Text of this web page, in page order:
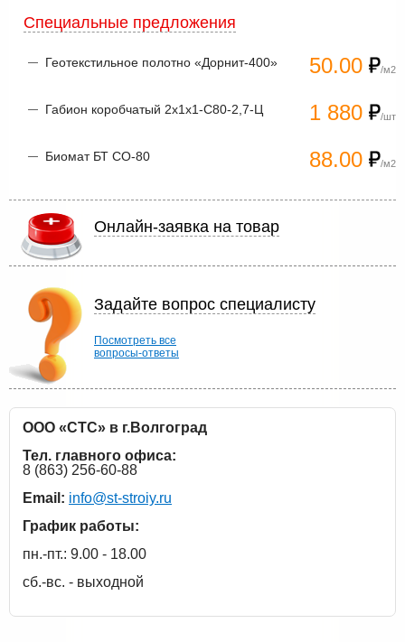
Специальные предложения
50.00 /м2
Геотекстильное полотно «Дорнит-400»
1 880 /шт
Габион коробчатый 2х1х1-С80-2,7-Ц
88.00 /м2
Биомат БТ СО-80
Онлайн-заявка на товар
Задайте вопрос специалисту
Посмотреть все
вопросы-ответы
ООО «СТС» в г.Волгоград
Тел. главного офиса:
8 (863) 256-60-88
Email: info@st-stroiy.ru
График работы:
пн.-пт.: 9.00 - 18.00
сб.-вс. - выходной